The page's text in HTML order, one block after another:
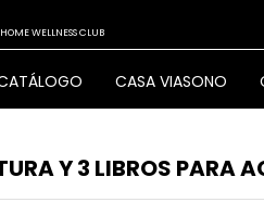
CASA VIASONO
HOME WELLNESS CLUB
Y 3 LIBROS PARA